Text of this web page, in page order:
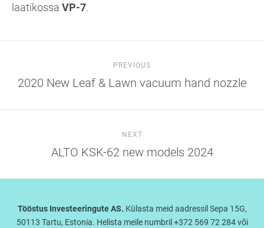
laatikossa VP-7.
PREVIOUS
2020 New Leaf & Lawn vacuum hand nozzle
NEXT
ALTO KSK-62 new models 2024
Tööstus Investeeringute AS. Külasta meid aadressil Sepa 15G,
50113 Tartu, Estonia. Helista meile numbril +372 569 72 284 või